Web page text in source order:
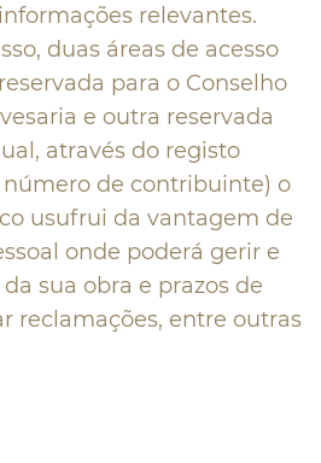
relevantes.
duas áreas de acesso
para o Conselho
e outra reservada
através do registo
de contribuinte) o
usufrui da vantagem de
onde poderá gerir e
sua obra e prazos de
reclamações, entre outras